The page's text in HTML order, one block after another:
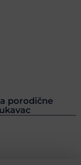
porodične